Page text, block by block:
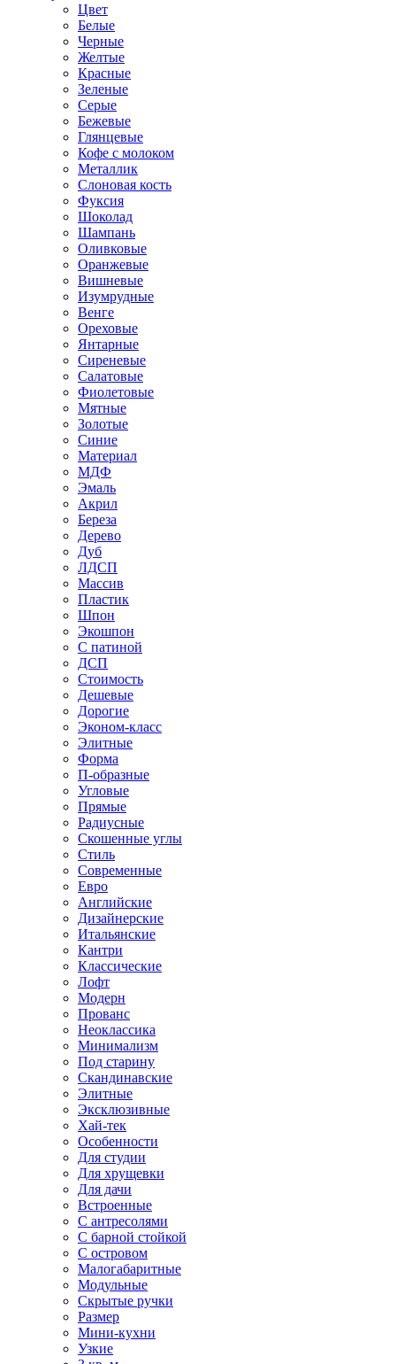
Цвет
Белые
Черные
Желтые
Красные
Зеленые
Серые
Бежевые
Глянцевые
Кофе с молоком
Металлик
Слоновая кость
Фуксия
Шоколад
Шампань
Оливковые
Оранжевые
Вишневые
Изумрудные
Венге
Ореховые
Янтарные
Сиреневые
Салатовые
Фиолетовые
Мятные
Золотые
Синие
Материал
МДФ
Эмаль
Акрил
Береза
Дерево
Дуб
ЛДСП
Массив
Пластик
Шпон
Экошпон
С патиной
ДСП
Стоимость
Дешевые
Дорогие
Эконом-класс
Элитные
Форма
П-образные
Угловые
Прямые
Радиусные
Скошенные углы
Стиль
Современные
Евро
Английские
Дизайнерские
Итальянские
Кантри
Классические
Лофт
Модерн
Прованс
Неоклассика
Минимализм
Под старину
Скандинавские
Элитные
Эксклюзивные
Хай-тек
Особенности
Для студии
Для хрущевки
Для дачи
Встроенные
С антресолями
С барной стойкой
С островом
Малогабаритные
Модульные
Скрытые ручки
Размер
Мини-кухни
Узкие